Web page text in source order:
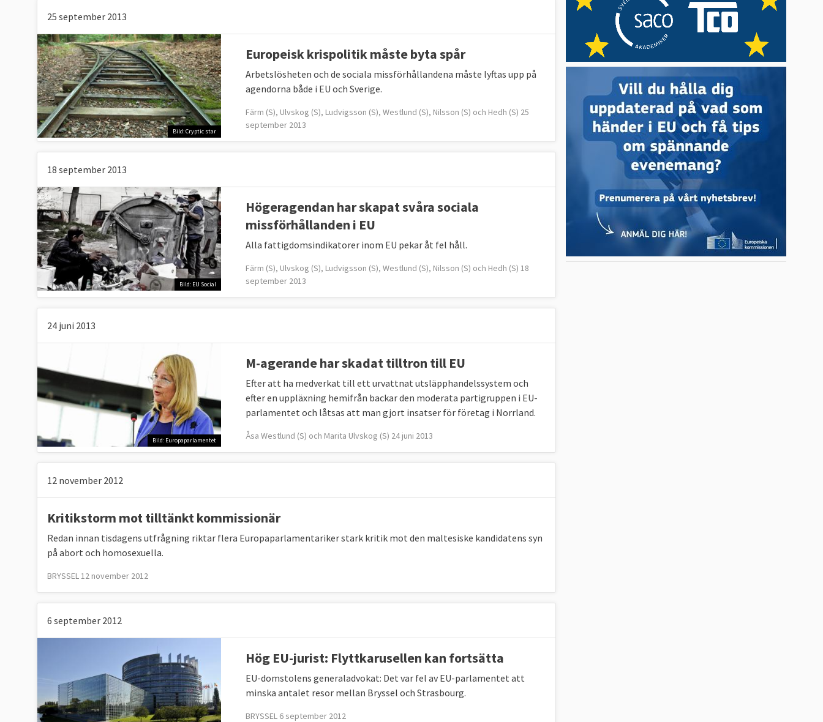
25 september 2013
Bild: Cryptic star
Europeisk krispolitik måste byta spår
Arbetslösheten och de sociala missförhållandena måste lyftas upp på
agendorna både i EU och Sverige.
Färm (S), Ulvskog (S), Ludvigsson (S), Westlund (S), Nilsson (S) och Hedh (S) 25
september 2013
18 september 2013
Bild: EU Social
Högeragendan har skapat svåra sociala
missförhållanden i EU
Alla fattigdomsindikatorer inom EU pekar åt fel håll.
Färm (S), Ulvskog (S), Ludvigsson (S), Westlund (S), Nilsson (S) och Hedh (S) 18
september 2013
24 juni 2013
Bild: Europaparlamentet
M-agerande har skadat tilltron till EU
Efter att ha medverkat till ett urvattnat utsläpphandelssystem och
efter en uppläxning hemifrån backar den moderata partigruppen i EU-
parlamentet och låtsas att man gjort insatser för företag i Norrland.
Åsa Westlund (S) och Marita Ulvskog (S) 24 juni 2013
12 november 2012
Kritikstorm mot tilltänkt kommissionär
Redan innan tisdagens utfrågning riktar flera Europaparlamentariker stark kritik mot den maltesiske kandidatens syn
på abort och homosexuella.
BRYSSEL 12 november 2012
6 september 2012
Hög EU-jurist: Flyttkarusellen kan fortsätta
EU-domstolens generaladvokat: Det var fel av EU-parlamentet att
minska antalet resor mellan Bryssel och Strasbourg.
BRYSSEL 6 september 2012